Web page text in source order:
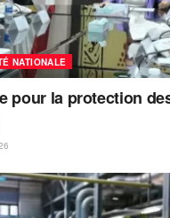
NATIONALE
pour la protection